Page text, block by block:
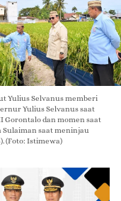
Yulius Selvanus memberi
Yulius Selvanus saat
Gorontalo dan momen saat
Sulaiman saat meninjau
(Foto: Istimewa)